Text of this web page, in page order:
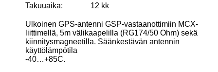
Takuuaika:
12 kk
Ulkoinen GPS-antenni GSP-vastaanottimiin MCX-
liittimellä, 5m välikaapelilla (RG174/50 Ohm) sekä
kiinnitysmagneetilla. Säänkestävän antennin
käyttölämpötila
-40…+85C.